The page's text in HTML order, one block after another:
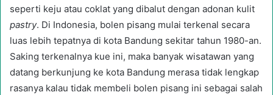
seperti keju atau coklat yang dibalut dengan adonan kulit
pastry. Di Indonesia, bolen pisang mulai terkenal secara
luas lebih tepatnya di kota Bandung sekitar tahun 1980-an.
Saking terkenalnya kue ini, maka banyak wisatawan yang
datang berkunjung ke kota Bandung merasa tidak lengkap
rasanya kalau tidak membeli bolen pisang ini sebagai salah